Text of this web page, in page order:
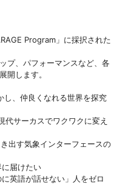
Program」に採択された
プ、パフォーマンスなど、各
開します。
、仲良くなれる世界を探究
代サーカスでワクワクに変え
出す気象インターフェースの
届けたい
英語が話せない」人をゼロ